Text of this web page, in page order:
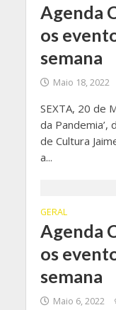
Agenda
os
semana
Maio 18, 2022
SEXTA, 20 de
da Pandemia’,
de Cultura
a...
GERAL
Agenda
os
semana
Maio 6, 2022